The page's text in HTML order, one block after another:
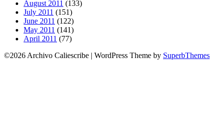
August 2011 (133)
July 2011 (151)
June 2011 (122)
May 2011 (141)
April 2011 (77)
©2026 Archivo Caliescribe | WordPress Theme by SuperbThemes